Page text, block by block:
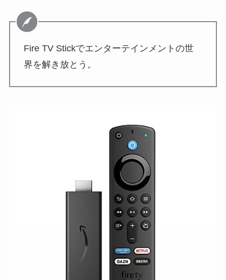
Fire TV Stickでエンターテインメントの世
界を解き放とう。